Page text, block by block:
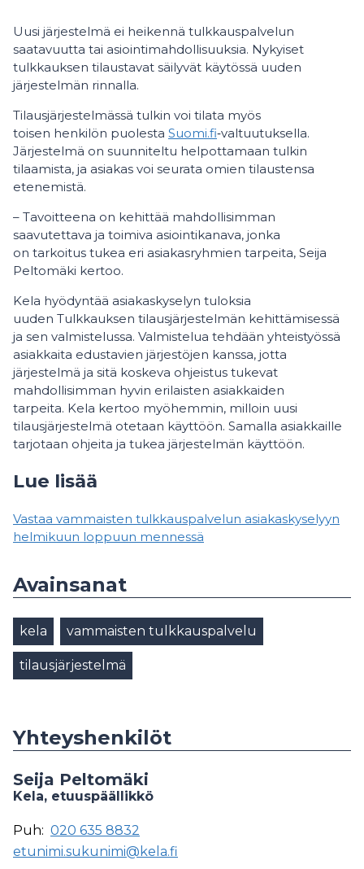
Uusi järjestelmä ei heikennä tulkkauspalvelun
saatavuutta tai asiointimahdollisuuksia. Nykyiset
tulkkauksen tilaustavat säilyvät käytössä uuden
järjestelmän rinnalla.
Tilausjärjestelmässä tulkin voi tilata myös
toisen henkilön puolesta Suomi.fi‑valtuutuksella.
Järjestelmä on suunniteltu helpottamaan tulkin
tilaamista, ja asiakas voi seurata omien tilaustensa
etenemistä.
– Tavoitteena on kehittää mahdollisimman
saavutettava ja toimiva asiointikanava, jonka
on tarkoitus tukea eri asiakasryhmien tarpeita, Seija
Peltomäki kertoo.
Kela hyödyntää asiakaskyselyn tuloksia
uuden Tulkkauksen tilausjärjestelmän kehittämisessä
ja sen valmistelussa. Valmistelua tehdään yhteistyössä
asiakkaita edustavien järjestöjen kanssa, jotta
järjestelmä ja sitä koskeva ohjeistus tukevat
mahdollisimman hyvin erilaisten asiakkaiden
tarpeita. Kela kertoo myöhemmin, milloin uusi
tilausjärjestelmä otetaan käyttöön. Samalla asiakkaille
tarjotaan ohjeita ja tukea järjestelmän käyttöön.
Lue lisää
Vastaa vammaisten tulkkauspalvelun asiakaskyselyyn
helmikuun loppuun mennessä
Avainsanat
kela vammaisten tulkkauspalvelu
tilausjärjestelmä
Yhteyshenkilöt
Seija Peltomäki
Kela, etuuspäällikkö
Puh: 020 635 8832
etunimi.sukunimi@kela.fi